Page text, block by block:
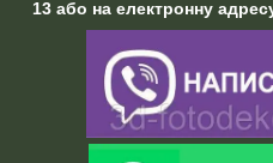
13 або на електронну